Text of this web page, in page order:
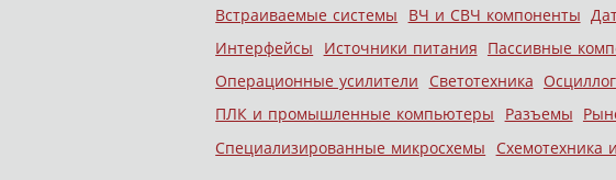
Встраиваемые системы
ВЧ и СВЧ компоненты
Интерфейсы
Источники питания Пассивные
Операционные усилители
Светотехника
ПЛК и промышленные компьютеры
Разъемы
Специализированные микросхемы
Схемотехника